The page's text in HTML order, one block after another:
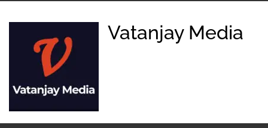
Vatanjay Media